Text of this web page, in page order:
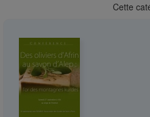
Cette